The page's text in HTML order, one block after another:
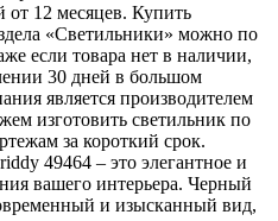
от 12 месяцев. Купить
«Светильники» можно по
если товара нет в наличии,
30 дней в большом
является производителем
изготовить светильник по
за короткий срок.
49464 – это элегантное и
вашего интерьера. Черный
и изысканный вид,